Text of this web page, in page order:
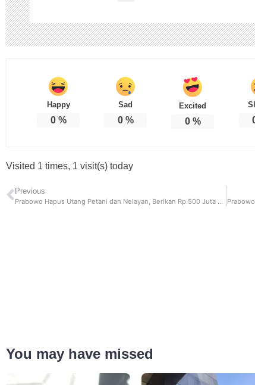
Happy
0%
Sad
0%
Excited
0%
Visited 1 times, 1 visit(s) today
Previous
Prabowo Hapus Utang Petani dan Nelayan, Berikan Rp 500 Juta ke Perusahaan dan Rp 300 Juta Untuk Perorangan
You may have missed